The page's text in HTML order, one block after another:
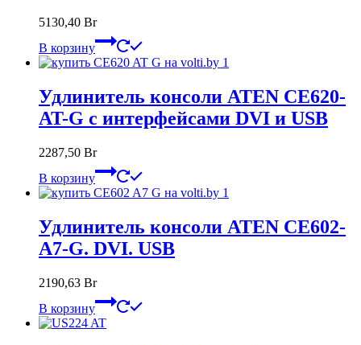
5130,40 Br
В корзину
Удлинитель консоли ATEN CE620-
AT-G с интерфейсами DVI и USB
2287,50 Br
В корзину
Удлинитель консоли ATEN CE602-
A7-G. DVI. USB
2190,63 Br
В корзину